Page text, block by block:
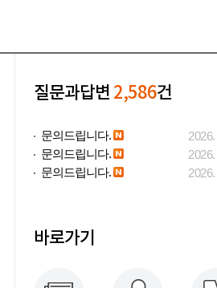
질문과답변 2,586건
문의드립니다.
문의드립니다.
문의드립니다.
바로가기